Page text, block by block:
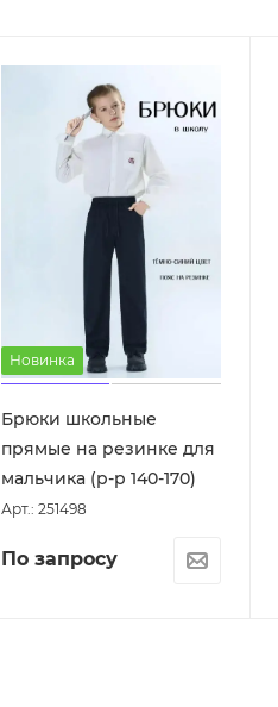
Новинка
Брюки школьные
прямые на резинке для
мальчика (р-р 140-170)
Арт.: 251498
По запросу